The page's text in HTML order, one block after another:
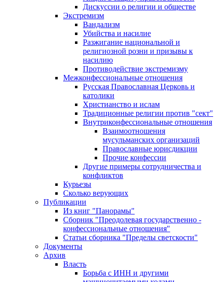
Дискуссии о религии и обществе
Экстремизм
Вандализм
Убийства и насилие
Разжигание национальной и
религиозной розни и призывы к
насилию
Противодействие экстремизму
Межконфессиональные отношения
Русская Православная Церковь и
католики
Христианство и ислам
Традиционные религии против "сект"
Внутриконфессиональные отношения
Взаимоотношения
мусульманских организаций
Православные юрисдикции
Прочие конфессии
Другие примеры сотрудничества и
конфликтов
Курьезы
Сколько верующих
Публикации
Из книг "Панорамы"
Сборник "Преодолевая государственно -
конфессиональные отношения"
Статьи сборника "Пределы светскости"
Документы
Архив
Власть
Борьба с ИНН и другими